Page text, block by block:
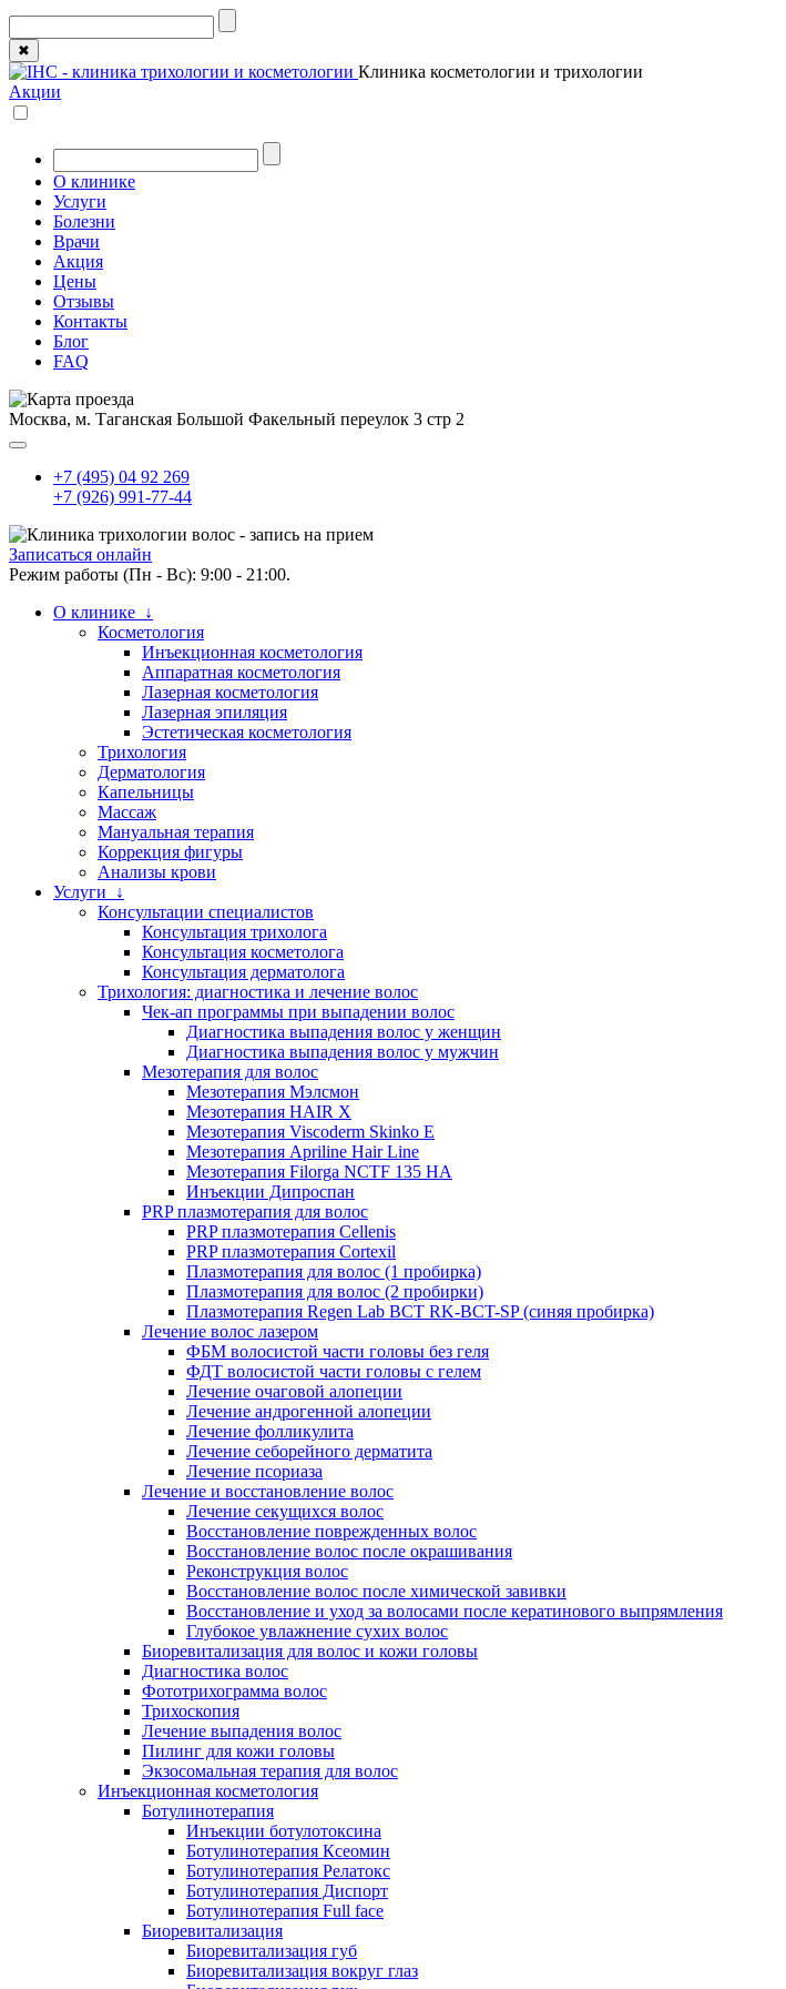
✖
Клиника косметологии и трихологии
Акции
О клинике
Услуги
Болезни
Врачи
Акция
Цены
Отзывы
Контакты
Блог
FAQ
Москва, м. Таганская Большой Факельный переулок 3 стр 2
+7 (495) 04 92 269
+7 (926) 991-77-44
Записаться онлайн
Режим работы (Пн - Вс): 9:00 - 21:00.
О клинике ↓
Косметология
Инъекционная косметология
Аппаратная косметология
Лазерная косметология
Лазерная эпиляция
Эстетическая косметология
Трихология
Дерматология
Капельницы
Массаж
Мануальная терапия
Коррекция фигуры
Анализы крови
Услуги ↓
Консультации специалистов
Консультация трихолога
Консультация косметолога
Консультация дерматолога
Трихология: диагностика и лечение волос
Чек-ап программы при выпадении волос
Диагностика выпадения волос у женщин
Диагностика выпадения волос у мужчин
Мезотерапия для волос
Мезотерапия Мэлсмон
Мезотерапия HAIR X
Мезотерапия Viscoderm Skinko E
Мезотерапия Apriline Hair Line
Мезотерапия Filorga NCTF 135 HA
Инъекции Дипроспан
PRP плазмотерапия для волос
PRP плазмотерапия Cellenis
PRP плазмотерапия Cortexil
Плазмотерапия для волос (1 пробирка)
Плазмотерапия для волос (2 пробирки)
Плазмотерапия Regen Lab BCT RK-BCT-SP (синяя пробирка)
Лечение волос лазером
ФБМ волосистой части головы без геля
ФДТ волосистой части головы с гелем
Лечение очаговой алопеции
Лечение андрогенной алопеции
Лечение фолликулита
Лечение себорейного дерматита
Лечение псориаза
Лечение и восстановление волос
Лечение секущихся волос
Восстановление поврежденных волос
Восстановление волос после окрашивания
Реконструкция волос
Восстановление волос после химической завивки
Восстановление и уход за волосами после кератинового выпрямления
Глубокое увлажнение сухих волос
Биоревитализация для волос и кожи головы
Диагностика волос
Фототрихограмма волос
Трихоскопия
Лечение выпадения волос
Пилинг для кожи головы
Экзосомальная терапия для волос
Инъекционная косметология
Ботулинотерапия
Инъекции ботулотоксина
Ботулинотерапия Ксеомин
Ботулинотерапия Релатокс
Ботулинотерапия Диспорт
Ботулинотерапия Full face
Биоревитализация
Биоревитализация губ
Биоревитализация вокруг глаз